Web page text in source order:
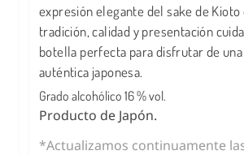
expresión elegante del sake de Kioto
tradición, calidad y presentación
botella perfecta para disfrutar de
auténtica japonesa.
Grado alcohólico 16 % vol.
Producto de Japón.
*Actualizamos continuamente